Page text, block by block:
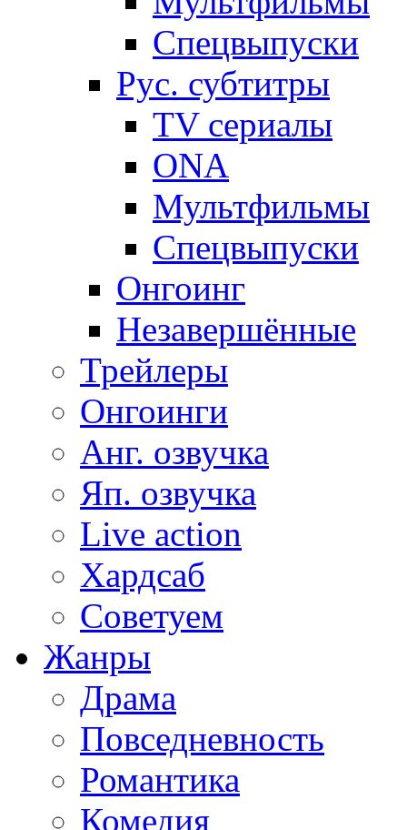
Спецвыпуски
Рус. субтитры
TV сериалы
ONA
Мультфильмы
Спецвыпуски
Онгоинг
Незавершённые
Трейлеры
Онгоинги
Анг. озвучка
Яп. озвучка
Live action
Хардсаб
Советуем
Жанры
Драма
Повседневность
Романтика
Комедия